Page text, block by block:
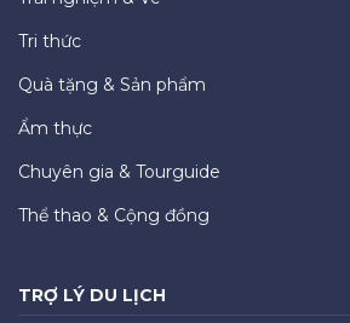
Tri thức
Quà tặng & Sản phẩm
Ẩm thực
Chuyên gia & Tourguide
Thể thao & Cộng đồng
TRỢ LÝ DU LỊCH